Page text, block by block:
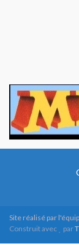
Site réalisé par
Construit avec
par